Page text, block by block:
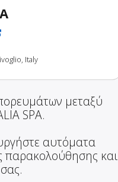
Italy
μεταξύ
SPA.
αυτόματα
παρακολούθησης και